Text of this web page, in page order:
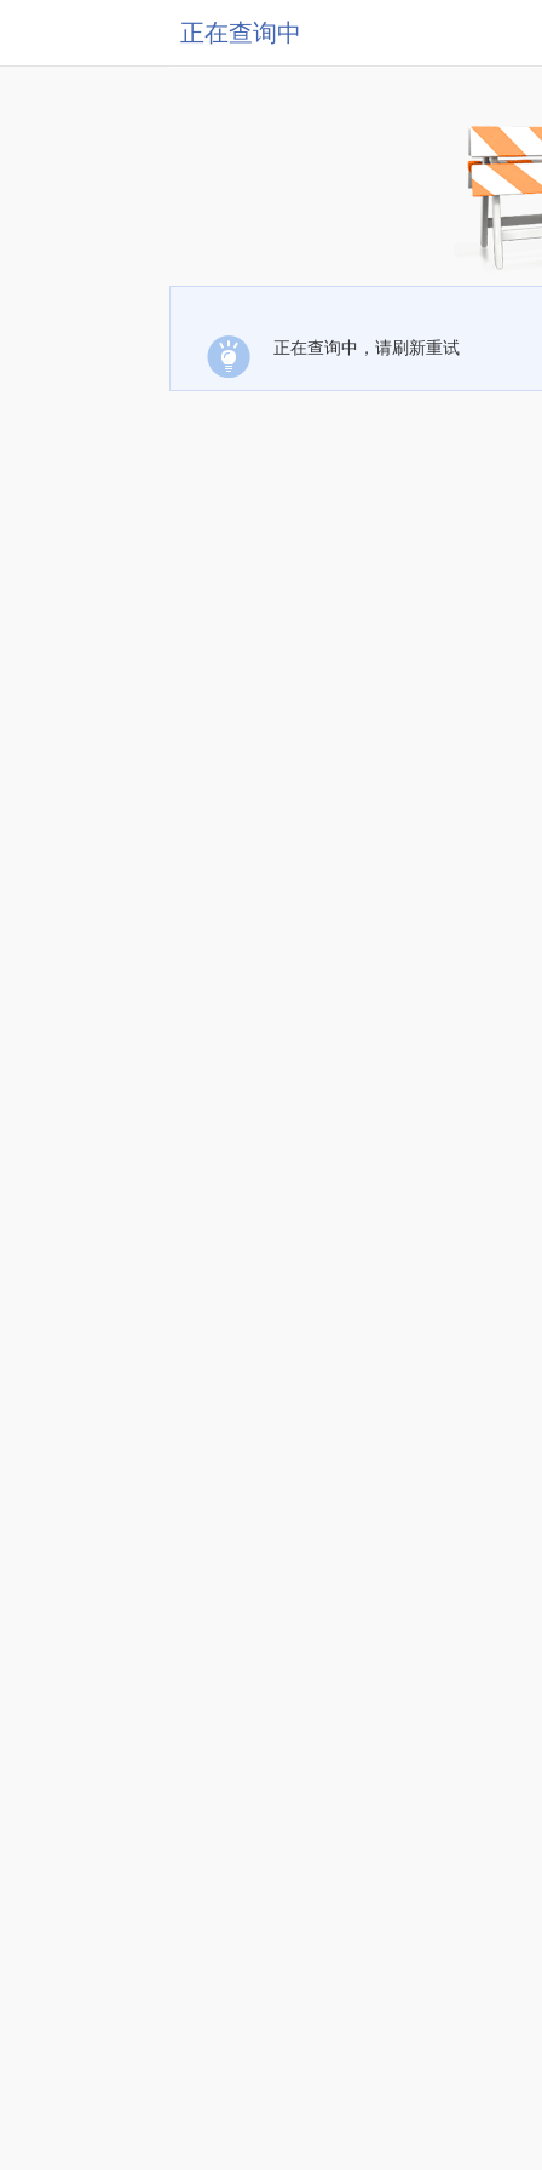
正在查询中
正在查询中，请刷新重试